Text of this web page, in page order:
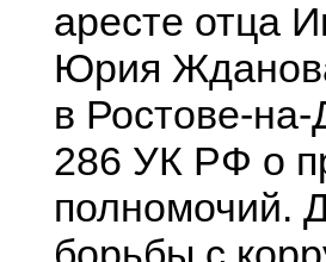
аресте отца
Юрия
в Ростове-на-
286 УК РФ о
полномочий.